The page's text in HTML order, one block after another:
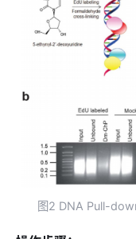
图2 DNA Pull-